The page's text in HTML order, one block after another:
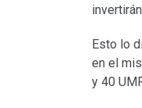
Esto lo
en el
y 40